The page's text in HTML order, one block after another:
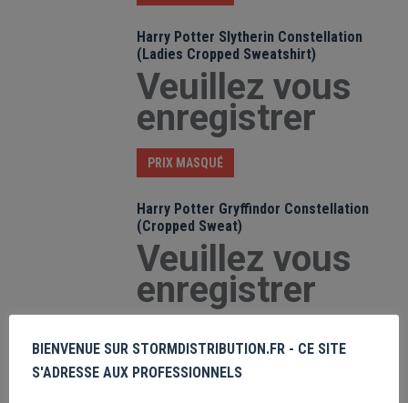
Harry Potter Slytherin Constellation
(Ladies Cropped Sweatshirt)
Veuillez vous
enregistrer
PRIX MASQUÉ
Harry Potter Gryffindor Constellation
(Cropped Sweat)
Veuillez vous
enregistrer
Purfect Weekend
BIENVENUE SUR STORMDISTRIBUTION.FR - CE SITE
S'ADRESSE AUX PROFESSIONNELS